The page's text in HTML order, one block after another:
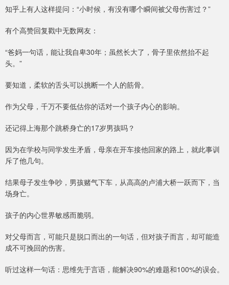
知乎上有人这样提问：“小时候，有没有哪个瞬间被父母伤害过？”
有个高赞回复戳中无数网友：
“爸妈一句话，能让我自卑30年；虽然长大了，骨子里依然抬不起
头。”
要知道，柔软的舌头可以挑断一个人的筋骨。
作为父母，千万不要低估你的话对一个孩子内心的影响。
还记得上海那个跳桥身亡的17岁男孩吗？
因为在学校与同学发生矛盾，母亲在开车接他回家的路上，就此事训
斥了他几句。
结果母子发生争吵，男孩赌气下车，从高高的卢浦大桥一跃而下，当
场身亡。
孩子的内心世界敏感而脆弱。
对父母而言，可能只是脱口而出的一句话，但对孩子而言，却可能造
成不可挽回的伤害。
听过这样一句话：思维先于言语，能解决90%的难题和100%的误会。